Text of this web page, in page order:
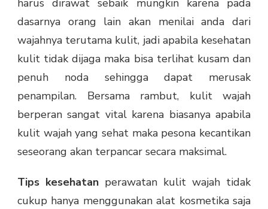
harus dirawat sebaik mungkin karena pada
dasarnya orang lain akan menilai anda dari
wajahnya terutama kulit, jadi apabila kesehatan
kulit tidak dijaga maka bisa terlihat kusam dan
penuh noda sehingga dapat merusak
penampilan. Bersama rambut, kulit wajah
berperan sangat vital karena biasanya apabila
kulit wajah yang sehat maka pesona kecantikan
seseorang akan terpancar secara maksimal.
Tips kesehatan perawatan kulit wajah tidak
cukup hanya menggunakan alat kosmetika saja